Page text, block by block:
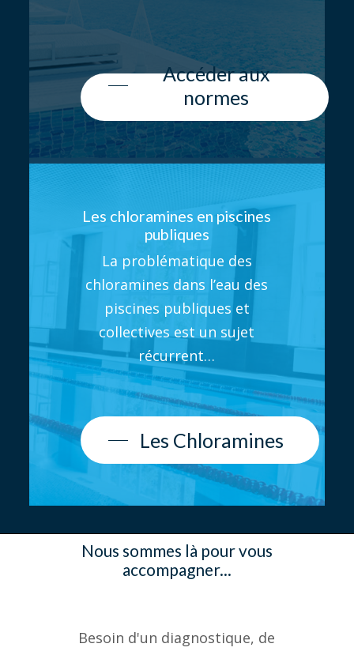
Accéder aux
normes
Les chloramines en piscines
publiques
La problématique des
chloramines dans l’eau des
piscines publiques et
collectives est un sujet
récurrent…
Les Chloramines
Nous sommes là pour vous
accompagner...
Besoin d'un diagnostique, de